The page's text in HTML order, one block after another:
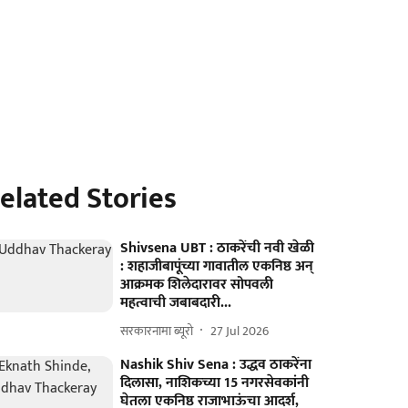
Stories
Shivsena UBT : ठाकरेंची नवी खेळी
: शहाजीबापूंच्या गावातील एकनिष्ठ अन्‌
आक्रमक शिलेदारावर सोपवली
महत्वाची जबाबदारी...
सरकारनामा ब्यूरो 27 Jul 2026
Nashik Shiv Sena : उद्धव ठाकरेंना
दिलासा, नाशिकच्या 15 नगरसेवकांनी
घेतला एकनिष्ठ राजाभाऊंचा आदर्श,